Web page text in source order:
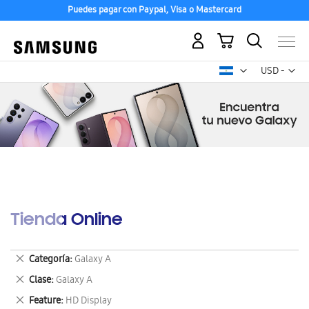
Puedes pagar con Paypal, Visa o Mastercard
USD -
dólar
Mi carrito
Tienda Online
Categoría Galaxy A
Eliminar
este
artículo
Clase Galaxy A
Eliminar
este
Feature HD Display
Eliminar